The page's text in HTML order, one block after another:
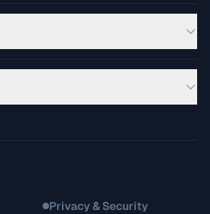
Privacy & Security